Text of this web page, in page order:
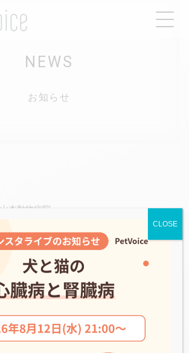
NEWS
お知らせ
山本動物病院
CLOSE